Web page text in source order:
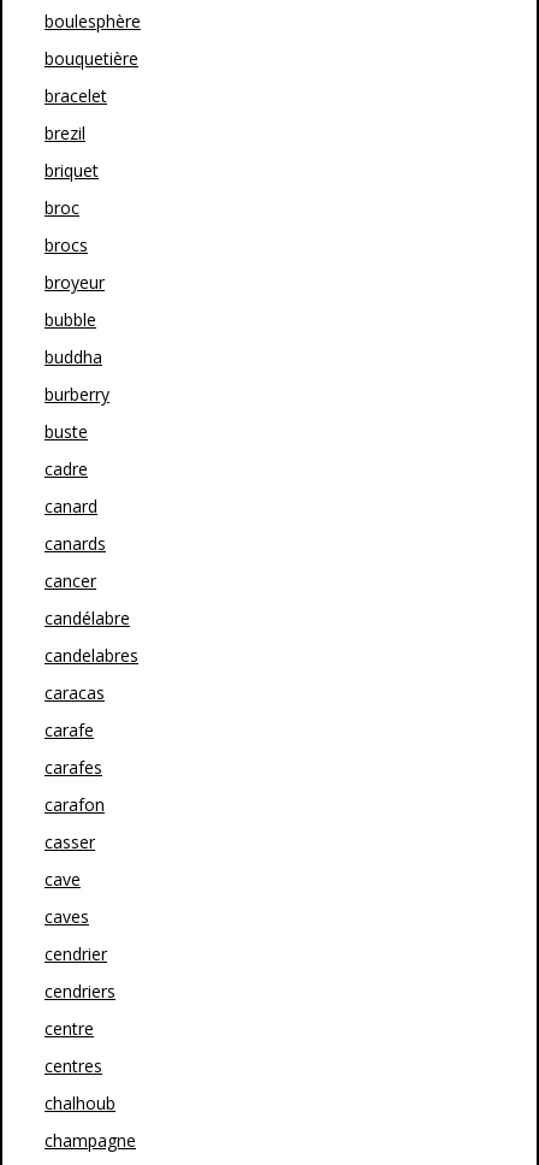
boulesphère
bouquetière
bracelet
brezil
briquet
broc
brocs
broyeur
bubble
buddha
burberry
buste
cadre
canard
canards
cancer
candélabre
candelabres
caracas
carafe
carafes
carafon
casser
cave
caves
cendrier
cendriers
centre
centres
chalhoub
champagne